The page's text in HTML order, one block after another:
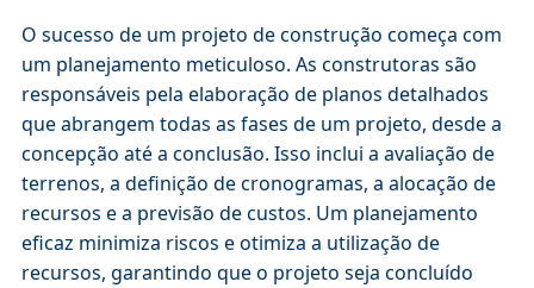
O sucesso de um projeto de construção começa com
um planejamento meticuloso. As construtoras são
responsáveis pela elaboração de planos detalhados
que abrangem todas as fases de um projeto, desde a
concepção até a conclusão. Isso inclui a avaliação de
terrenos, a definição de cronogramas, a alocação de
recursos e a previsão de custos. Um planejamento
eficaz minimiza riscos e otimiza a utilização de
recursos, garantindo que o projeto seja concluído